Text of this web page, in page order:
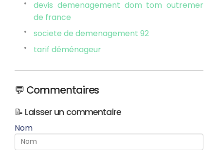
devis demenagement dom tom outremer
de france
societe de demenagement 92
tarif déménageur
💬 Commentaires
📝 Laisser un commentaire
Nom